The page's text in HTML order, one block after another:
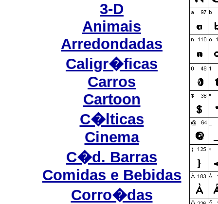
3-D
Animais
Arredondadas
Caligr�ficas
Carros
Cartoon
C�lticas
Cinema
C�d. Barras
Comidas e Bebidas
Corro�das